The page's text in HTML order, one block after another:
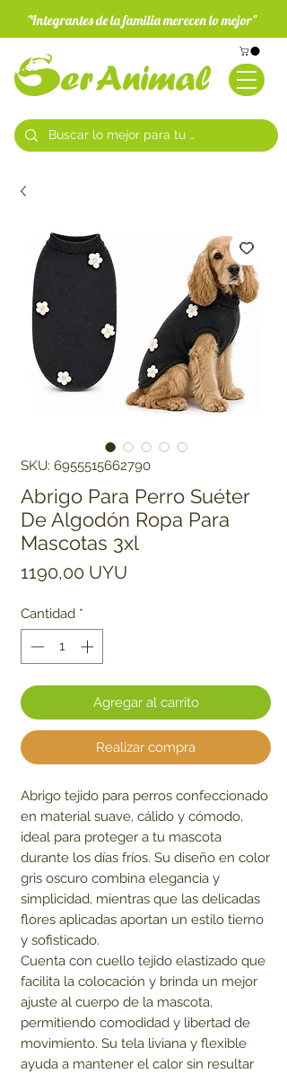
"Integrantes de la familia merecen lo mejor"
SKU: 6955515662790
Abrigo Para Perro Suéter
De Algodón Ropa Para
Mascotas 3xl
1190,00 UYU
Cantidad *
Agregar al carrito
Realizar compra
Abrigo tejido para perros confeccionado
en material suave, cálido y cómodo,
ideal para proteger a tu mascota
durante los días fríos. Su diseño en color
gris oscuro combina elegancia y
simplicidad, mientras que las delicadas
flores aplicadas aportan un estilo tierno
y sofisticado.
Cuenta con cuello tejido elastizado que
facilita la colocación y brinda un mejor
ajuste al cuerpo de la mascota,
permitiendo comodidad y libertad de
movimiento. Su tela liviana y flexible
ayuda a mantener el calor sin resultar